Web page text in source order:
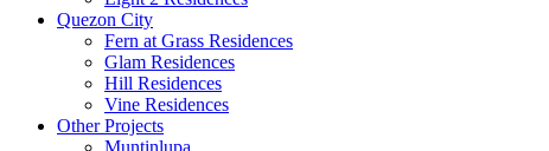
Quezon City
Fern at Grass Residences
Glam Residences
Hill Residences
Vine Residences
Other Projects
Muntinlupa